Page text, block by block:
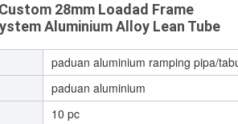
28mm Loadad Frame
Aluminium Alloy Lean Tube
paduan aluminium ramping pipa/
paduan aluminium
10 pc